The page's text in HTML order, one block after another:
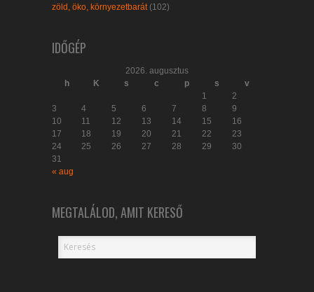
zöld, öko, környezetbarát (102)
IDŐGÉP
2026. augusztus
h
K s c p s
v
1
2
3
4 5 6 7 8
9
10
11 12 13 14 15
16
17
18 19 20 21 22
23
24
25 26 27 28 29
30
31
« aug
MEGTALÁLOD, AMIT KERESŐ